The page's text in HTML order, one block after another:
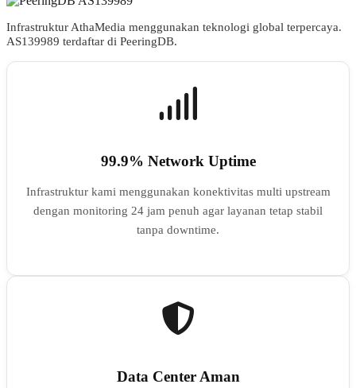
Infrastruktur AthaMedia menggunakan teknologi global terpercaya.
AS139989 terdaftar di PeeringDB.
99.9% Network Uptime
Infrastruktur kami menggunakan konektivitas multi upstream
dengan monitoring 24 jam penuh agar layanan tetap stabil
tanpa downtime.
Data Center Aman